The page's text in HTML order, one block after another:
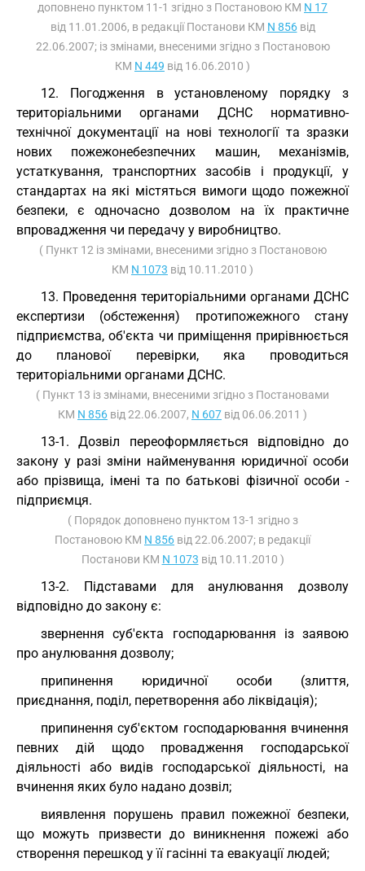
доповнено пунктом 11-1 згідно з Постановою КМ N 17
від 11.01.2006, в редакції Постанови КМ N 856від
22.06.2007; із змінами, внесеними згідно з Постановою
КМ N 449 від 16.06.2010 )
12. Погодження в установленому порядку з
територіальними органами ДСНС нормативно-
технічної документації на нові технології та зразки
нових пожежонебезпечних машин, механізмів,
устаткування, транспортних засобів і продукції, у
стандартах на які містяться вимоги щодо пожежної
безпеки, є одночасно дозволом на їх практичне
впровадження чи передачу у виробництво.
( Пункт 12 із змінами, внесеними згідно з Постановою
КМ N 1073 від 10.11.2010 )
13. Проведення територіальними органами ДСНС
експертизи (обстеження) протипожежного стану
підприємства, об'єкта чи приміщення прирівнюється
до планової перевірки, яка проводиться
територіальними органами ДСНС.
( Пункт 13 із змінами, внесеними згідно з Постановами
КМ N 856 від 22.06.2007, N 607 від 06.06.2011 )
13-1. Дозвіл переоформляється відповідно до
закону у разі зміни найменування юридичної особи
або прізвища, імені та по батькові фізичної особи -
підприємця.
( Порядок доповнено пунктом 13-1 згідно з
Постановою КМ N 856 від 22.06.2007; в редакції
Постанови КМ N 1073 від 10.11.2010 )
13-2. Підставами для анулювання дозволу
відповідно до закону є:
звернення суб'єкта господарювання із заявою
про анулювання дозволу;
припинення юридичної особи (злиття,
приєднання, поділ, перетворення або ліквідація);
припинення суб'єктом господарювання вчинення
певних дій щодо провадження господарської
діяльності або видів господарської діяльності, на
вчинення яких було надано дозвіл;
виявлення порушень правил пожежної безпеки,
що можуть призвести до виникнення пожежі або
створення перешкод у її гасінні та евакуації людей;